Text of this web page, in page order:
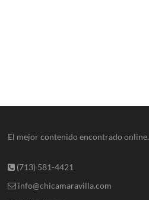
El mejor contenido encontrado online.
(713) 581-4421
info@chicamaravilla.com